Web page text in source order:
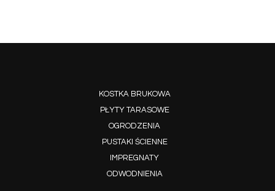
KOSTKA BRUKOWA
PŁYTY TARASOWE
OGRODZENIA
PUSTAKI ŚCIENNE
IMPREGNATY
ODWODNIENIA